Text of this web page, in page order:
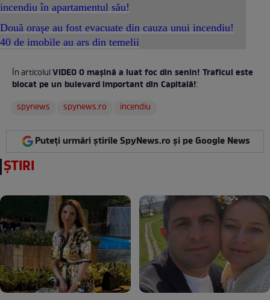
incendiu în apartamentul său!
Două oraşe au fost evacuate din cauza unui incendiu!
40 de imobile au ars din temelii
În articolulVIDEO O maşină a luat foc din senin! Traficul este
blocat pe un bulevard important din Capitală!:
spynews
spynews.ro incendiu
Puteți urmări știrile SpyNews.ro și pe Google News
ȘTIRI